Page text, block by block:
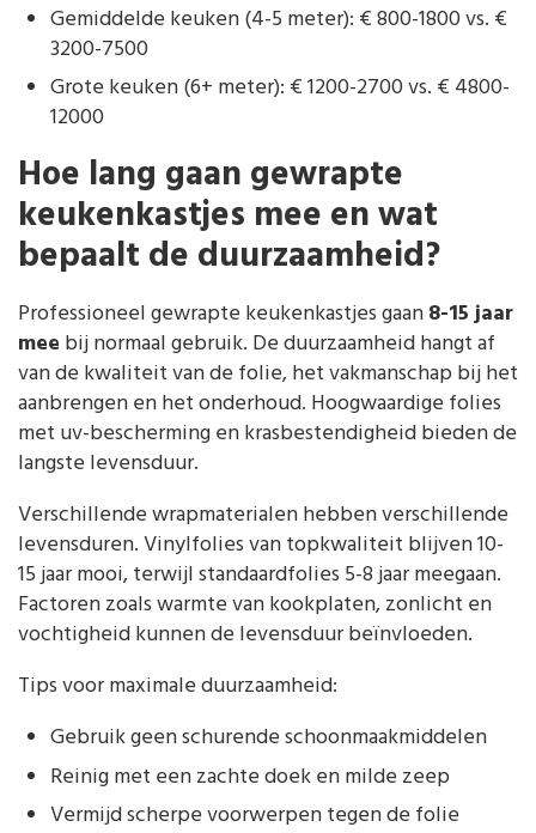
Gemiddelde keuken (4-5 meter): € 800-1800 vs. €
3200-7500
Grote keuken (6+ meter): € 1200-2700 vs. € 4800-
12000
Hoe lang gaan gewrapte
keukenkastjes mee en wat
bepaalt de duurzaamheid?
Professioneel gewrapte keukenkastjes gaan8-15 jaar
mee bij normaal gebruik. De duurzaamheid hangt af
van de kwaliteit van de folie, het vakmanschap bij het
aanbrengen en het onderhoud. Hoogwaardige folies
met uv-bescherming en krasbestendigheid bieden de
langste levensduur.
Verschillende wrapmaterialen hebben verschillende
levensduren. Vinylfolies van topkwaliteit blijven 10-
15 jaar mooi, terwijl standaardfolies 5-8 jaar meegaan.
Factoren zoals warmte van kookplaten, zonlicht en
vochtigheid kunnen de levensduur beïnvloeden.
Tips voor maximale duurzaamheid:
Gebruik geen schurende schoonmaakmiddelen
Reinig met een zachte doek en milde zeep
Vermijd scherpe voorwerpen tegen de folie